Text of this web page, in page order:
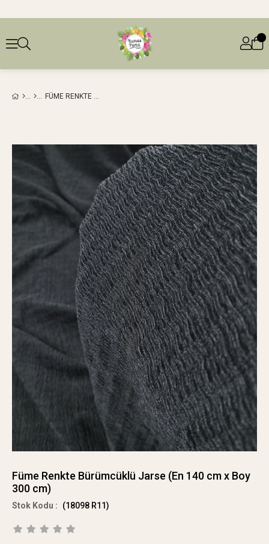
FÜME RENKTE BÜRÜMCÜKLÜ JARSE (EN 140 CM X BOY 300 CM)
Füme Renkte Bürümcüklü Jarse (En 140 cm x Boy
300 cm)
(18098 R11)